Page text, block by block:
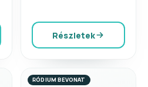
Részletek
RÓDIUM BEVONAT